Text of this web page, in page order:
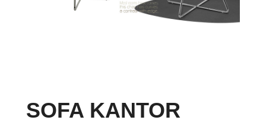
SOFA KANTOR